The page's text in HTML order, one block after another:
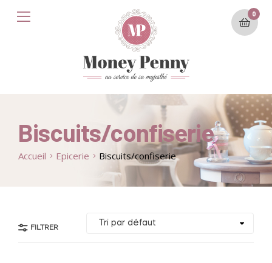
0
Biscuits/confiserie
Accueil Epicerie Biscuits/confiserie
FILTRER